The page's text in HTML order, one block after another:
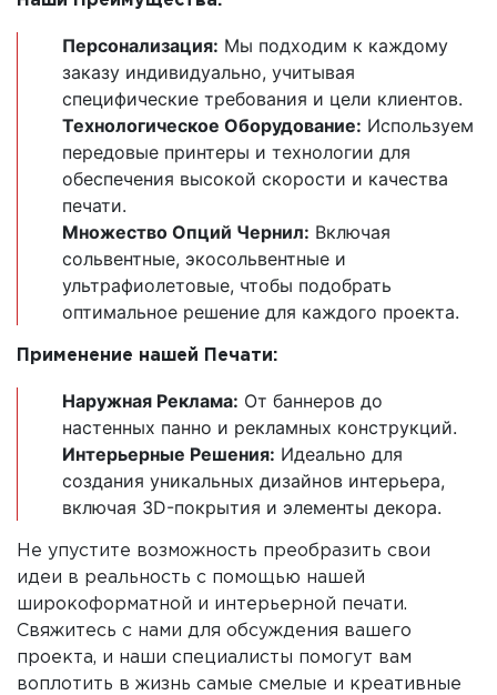
Персонализация: Мы подходим к каждому
заказу индивидуально, учитывая
специфические требования и цели клиентов.
Технологическое Оборудование: Используем
передовые принтеры и технологии для
обеспечения высокой скорости и качества
печати.
Множество Опций Чернил: Включая
сольвентные, экосольвентные и
ультрафиолетовые, чтобы подобрать
оптимальное решение для каждого проекта.
Применение нашей Печати:
Наружная Реклама: От баннеров до
настенных панно и рекламных конструкций.
Интерьерные Решения: Идеально для
создания уникальных дизайнов интерьера,
включая 3D-покрытия и элементы декора.
Не упустите возможность преобразить свои
идеи в реальность с помощью нашей
широкоформатной и интерьерной печати.
Свяжитесь с нами для обсуждения вашего
проекта, и наши специалисты помогут вам
воплотить в жизнь самые смелые и креативные